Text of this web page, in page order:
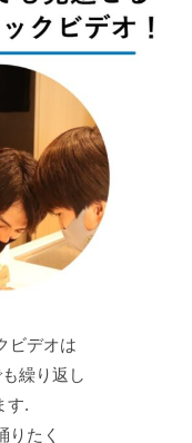
ビデオは
繰り返し
す.
りたく